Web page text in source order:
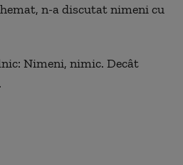
n-a discutat nimeni cu
Nimeni, nimic. Decât